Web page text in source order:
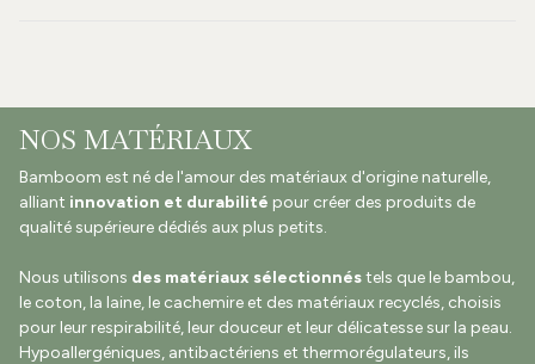
NOS MATÉRIAUX
Bamboom est né de l'amour des matériaux d'origine naturelle,
alliant innovation et durabilité pour créer des produits de
qualité supérieure dédiés aux plus petits.
Nous utilisons des matériaux sélectionnéstels que le bambou,
le coton, la laine, le cachemire et des matériaux recyclés, choisis
pour leur respirabilité, leur douceur et leur délicatesse sur la peau.
Hypoallergéniques, antibactériens et thermorégulateurs, ils